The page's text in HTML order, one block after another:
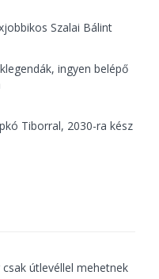
Szalai Bálint
ingyen belépő
Tiborral, 2030-ra kész
útlevéllel mehetnek